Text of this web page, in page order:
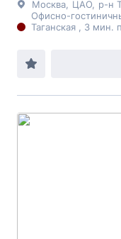
Москва ЦАО р-н
Офисно-
Таганская , 3 мин.